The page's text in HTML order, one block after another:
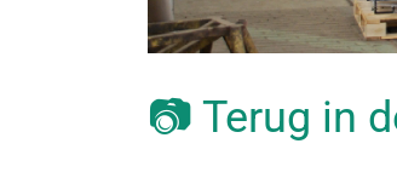
📷 Terug in